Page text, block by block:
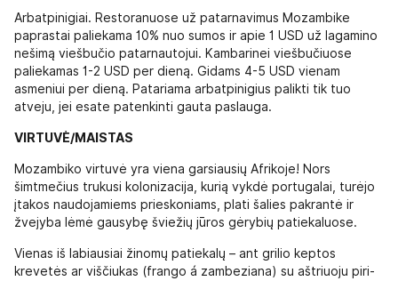
Arbatpinigiai. Restoranuose už patarnavimus Mozambike
paprastai paliekama 10% nuo sumos ir apie 1 USD už lagamino
nešimą viešbučio patarnautojui. Kambarinei viešbučiuose
paliekamas 1-2 USD per dieną. Gidams 4-5 USD vienam
asmeniui per dieną. Patariama arbatpinigius palikti tik tuo
atveju, jei esate patenkinti gauta paslauga.
VIRTUVĖ/MAISTAS
Mozambiko virtuvė yra viena garsiausių Afrikoje! Nors
šimtmečius trukusi kolonizacija, kurią vykdė portugalai, turėjo
įtakos naudojamiems prieskoniams, plati šalies pakrantė ir
žvejyba lėmė gausybę šviežių jūros gėrybių patiekaluose.
Vienas iš labiausiai žinomų patiekalų – ant grilio keptos
krevetės ar viščiukas (frango á zambeziana) su aštriuoju piri-